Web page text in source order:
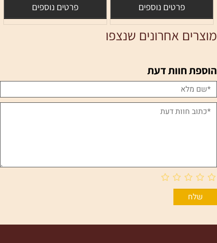
פרטים נוספים פרטים נוספים
מוצרים אחרונים שנצפו
הוספת חוות דעת